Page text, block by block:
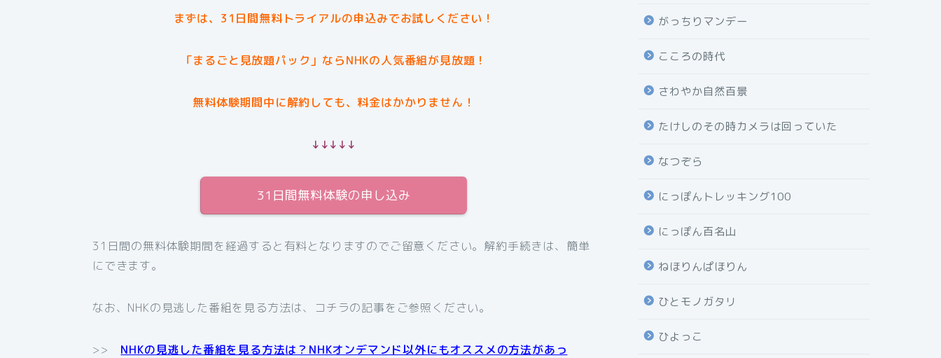
まずは、31日間無料トライアルの申込みでお試しください！
「まるごと見放題パック」ならNHKの人気番組が見放題！
無料体験期間中に解約しても、料金はかかりません！
↓↓↓↓↓
31日間無料体験の申し込み
31日間の無料体験期間を経過すると有料となりますのでご留意ください。解約手続きは、簡単
にできます。
なお、NHKの見逃した番組を見る方法は、コチラの記事をご参照ください。
>> NHKの見逃した番組を見る方法は？NHKオンデマンド以外にもオススメの方法があっ
がっちりマンデー
こころの時代
さわやか自然百景
たけしのその時カメラは回っていた
なつぞら
にっぽんトレッキング100
にっぽん百名山
ねほりんぱほりん
ひとモノガタリ
ひよっこ